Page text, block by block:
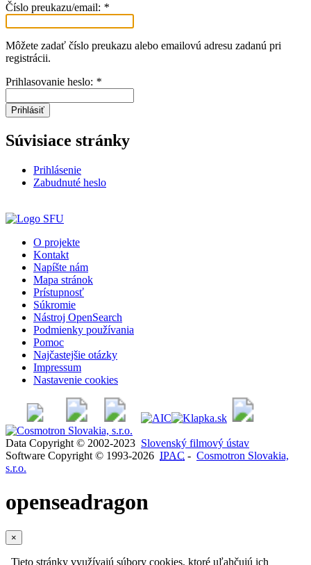
Číslo preukazu/email: *
Môžete zadať číslo preukazu alebo emailovú adresu zadanú pri
registrácii.
Prihlasovanie heslo: *
Prihlásiť
Súvisiace stránky
Prihlásenie
Zabudnuté heslo
O projekte
Kontakt
Napíšte nám
Mapa stránok
Prístupnosť
Súkromie
Nástroj OpenSearch
Podmienky používania
Pomoc
Najčastejšie otázky
Impressum
Nastavenie cookies
Data Copyright © 2002-2023 Slovenský filmový ústav
Software Copyright © 1993-2026 IPAC - Cosmotron Slovakia,
s.r.o.
openseadragon
×
Tieto stránky využívajú súbory cookies, ktoré uľahčujú ich